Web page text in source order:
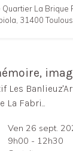
La Brique
31400
Les
La Fabri...
Ven 26 sept.
9h00 - 12h30